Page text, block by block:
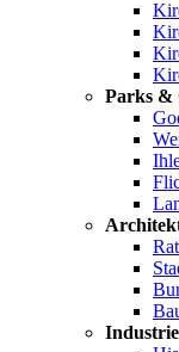
Parks &